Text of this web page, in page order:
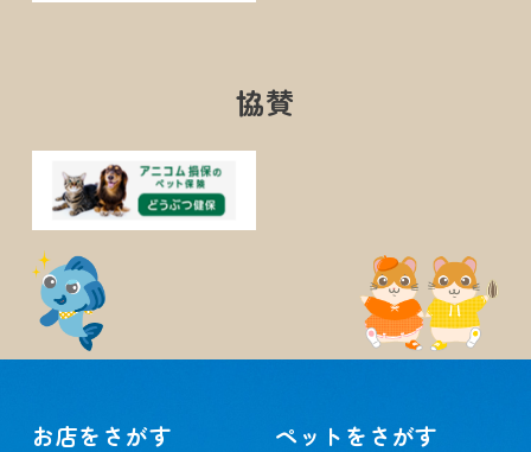
協賛
お店をさがす ペットをさがす